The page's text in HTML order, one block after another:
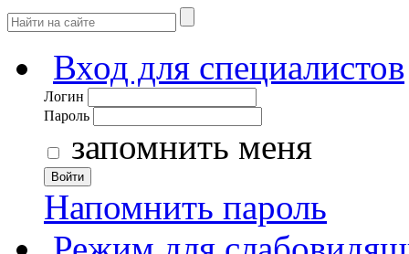
Вход для специалистов
Логин
Пароль
запомнить меня
Войти
Напомнить пароль